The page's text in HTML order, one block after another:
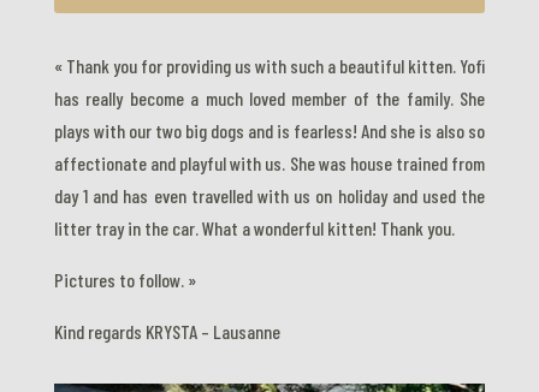
« Thank you for providing us with such a beautiful kitten. Yofi
has really become a much loved member of the family. She
plays with our two big dogs and is fearless! And she is also so
affectionate and playful with us. She was house trained from
day 1 and has even travelled with us on holiday and used the
litter tray in the car. What a wonderful kitten! Thank you.
Pictures to follow. »
Kind regards KRYSTA – Lausanne